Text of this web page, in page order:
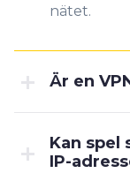
nätet.
Är en
Kan spel
IP-